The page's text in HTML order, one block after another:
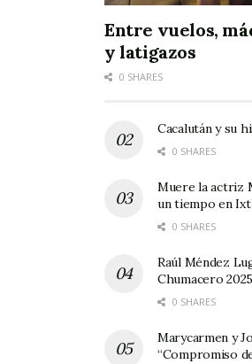
Entre vuelos,
y latigazos
0 SHARES
Cacalután y su
0 SHARES
Muere la actriz
un tiempo en
0 SHARES
Raúl Méndez
Chumacero
0 SHARES
Marycarmen y
“Compromiso